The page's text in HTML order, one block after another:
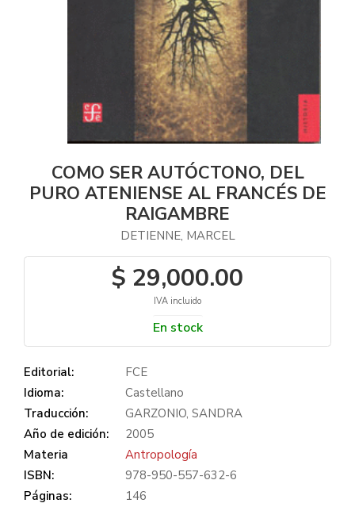
COMO SER AUTÓCTONO, DEL
PURO ATENIENSE AL FRANCÉS DE
RAIGAMBRE
DETIENNE, MARCEL
$ 29,000.00
IVA incluido
En stock
Editorial:
FCE
Idioma:
Castellano
Traducción:
GARZONIO, SANDRA
Año de edición:
2005
Materia
Antropología
ISBN:
978-950-557-632-6
Páginas:
146